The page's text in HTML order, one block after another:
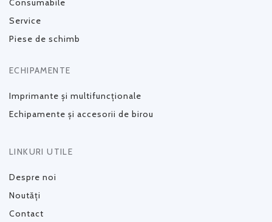
Consumabile
Service
Piese de schimb
ECHIPAMENTE
Imprimante și multifuncționale
Echipamente și accesorii de birou
LINKURI UTILE
Despre noi
Noutăți
Contact